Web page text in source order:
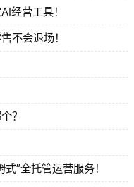
经营工具！
不会退场！
？
”全托管运营服务！